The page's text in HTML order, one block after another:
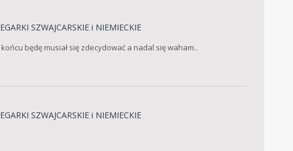
SZWAJCARSKIE i NIEMIECKIE
będę musiał się zdecydować a nadal się waham..
SZWAJCARSKIE i NIEMIECKIE